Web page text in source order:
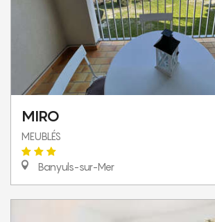
MIRO
MEUBLÉS
Banyuls-sur-Mer